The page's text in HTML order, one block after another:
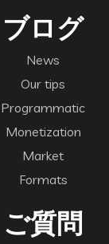
ブログ
News
Our tips
Programmatic
Monetization
Market
Formats
ご質問